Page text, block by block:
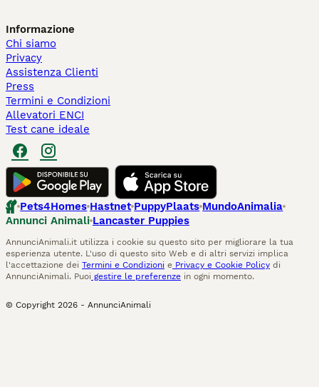
Informazione
Chi siamo
Privacy
Assistenza Clienti
Press
Termini e Condizioni
Allevatori ENCI
Test cane ideale
Pets4Homes Hastnet PuppyPlaats MundoAnimalia
Annunci Animali Lancaster Puppies
AnnunciAnimali.it utilizza i cookie su questo sito per migliorare la tua
esperienza utente. L'uso di questo sito Web e di altri servizi implica
l'accettazione dei Termini e Condizioni e Privacy e Cookie Policy di
AnnunciAnimali. Puoi gestire le preferenze in ogni momento.
© Copyright 2026 - AnnunciAnimali